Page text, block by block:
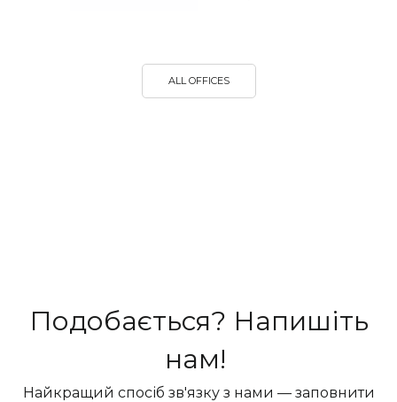
ALL OFFICES
Подобається? Напишіть
нам!
Найкращий спосіб зв'язку з нами — заповнити